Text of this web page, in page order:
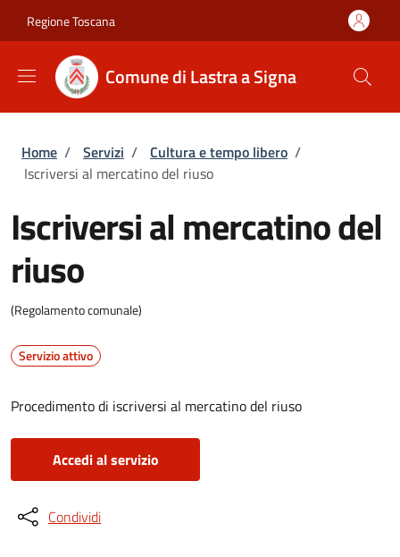
Regione Toscana
Comune di Lastra a Signa
Briciole di pane
Home / Servizi / Cultura e tempo libero /
Iscriversi al mercatino del riuso
Iscriversi al mercatino del
riuso
(Regolamento comunale)
Servizio attivo
Procedimento di iscriversi al mercatino del riuso
Accedi al servizio
Condividi